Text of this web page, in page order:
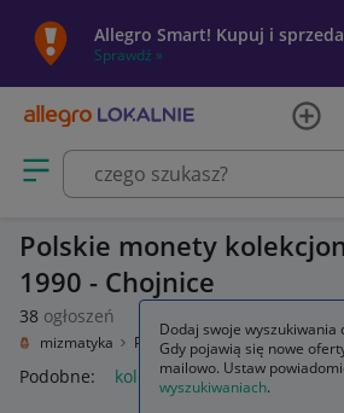
Allegro Smart! Kupuj i
Sprawdź »
Otwórz menu z kategoriami
Polskie monety
1990 - Chojnice
38 ogłoszeń
Numizmatyka Polska Polska po 1945 III
Podobne: kolekcjonerskie złote
Dodaj swoje wyszukiwania
Gdy pojawią się nowe
mailowo. Ustaw
wyszukiwaniach.